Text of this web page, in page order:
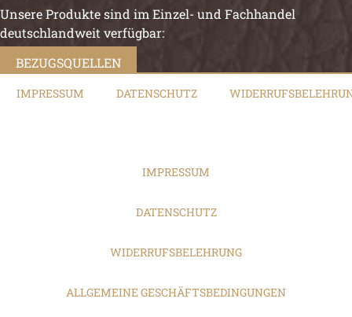
Unsere Produkte sind im Einzel- und Fachhandel
deutschlandweit verfügbar:
BEZUGSQUELLEN
IMPRESSUM DATENSCHUTZ
IMPRESSUM
DATENSCHUTZ
WIDERRUFSBELEHRUNG
ALLGEMEINE GESCHÄFTSBEDINGUNGEN